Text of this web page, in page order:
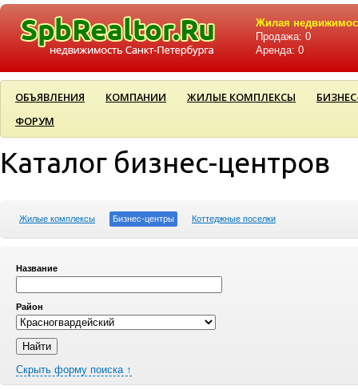
Жилая
Продажа: 0
Аренда: 0
ОБЪЯВЛЕНИЯ КОМПАНИИ ЖИЛЫЕ КОМПЛЕКСЫ
ФОРУМ
Каталог бизнес-центров
Жилые комплексы Бизнес-центры Коттеджные поселки
Название
Район
Скрыть форму поиска ↑